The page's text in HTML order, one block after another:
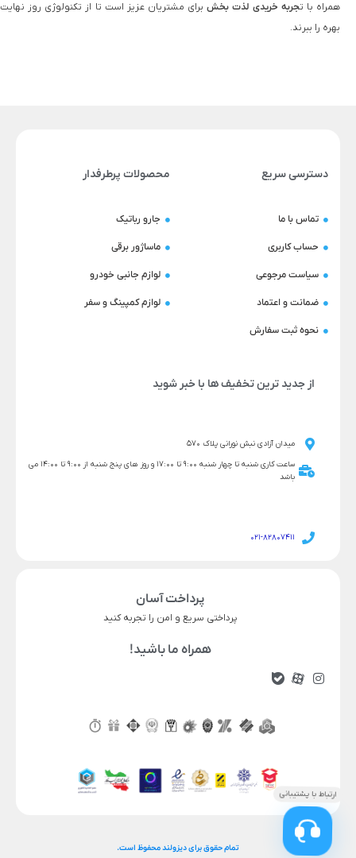
همراه با تجربه خریدی لذت‌ بخشبرای مشتریان عزیز است تا از تکنولوژی روز نهایت
بهره را ببرند.
دسترسی سریع
تماس با ما
حساب کاربری
سیاست مرجوعی
ضمانت و اعتماد
نحوه ثبت سفارش
محصولات پرطرفدار
جارو رباتیک
ماساژور برقی
لوازم جانبی خودرو
لوازم کمپینگ و سفر
از جدید ترین تخفیف ها با خبر شوید
میدان آزادی نبش نورانی پلاک 570
ساعت کاری شنبه تا چهار شنبه 9:00 تا 17:00 و روز های پنج شنبه از 9:00 تا 14:00 می
باشد
021-82807411
پرداخت آسان
پرداختی سریع و امن را تجربه کنید
همراه ما باشید!
تمام حقوق برای دیزولند محفوظ است.